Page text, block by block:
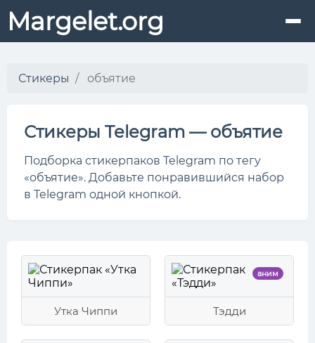
Margelet.org
Стикеры объятие
Стикеры Telegram — объятие
Подборка стикерпаков Telegram по тегу
«объятие». Добавьте понравившийся набор
в Telegram одной кнопкой.
Утка Чиппи
аним
Тэдди